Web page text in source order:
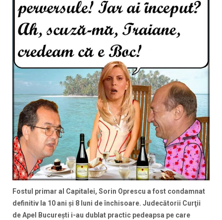
Fostul primar al Capitalei, Sorin Oprescu a fost condamnat
definitiv la 10 ani şi 8 luni de închisoare. Judecătorii Curţii
de Apel Bucureşti i-au dublat practic pedeapsa pe care